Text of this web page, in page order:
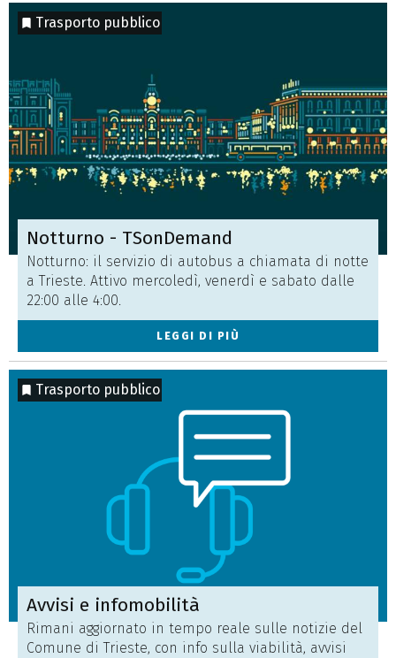
Trasporto pubblico
Notturno - TSonDemand
Notturno: il servizio di autobus a chiamata di notte
a Trieste. Attivo mercoledì, venerdì e sabato dalle
22:00 alle 4:00.
LEGGI DI PIÙ
Trasporto pubblico
Avvisi e infomobilità
Rimani aggiornato in tempo reale sulle notizie del
Comune di Trieste, con info sulla viabilità, avvisi